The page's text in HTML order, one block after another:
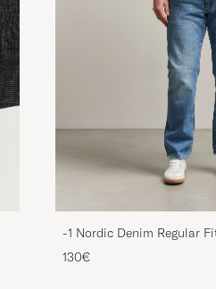
-1 Nordic Denim Regular
130€